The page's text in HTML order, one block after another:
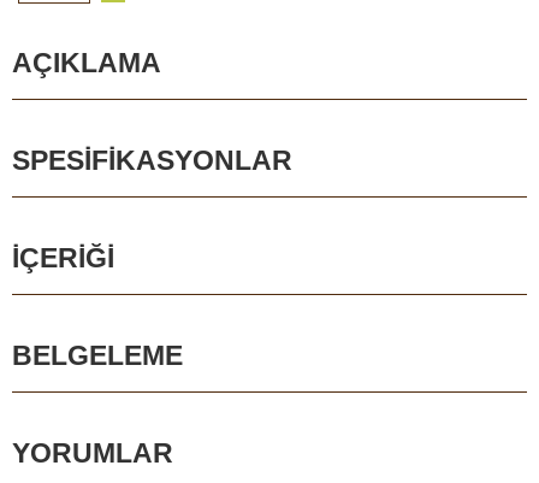
AÇIKLAMA
SPESIFIKASYONLAR
İÇERIĞI
BELGELEME
YORUMLAR